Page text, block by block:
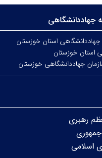
جهاددانشگاهی
استان خوزستان
استان خوزستان
جهاددانشگاهی خوزستان
رهبری
اسلامی